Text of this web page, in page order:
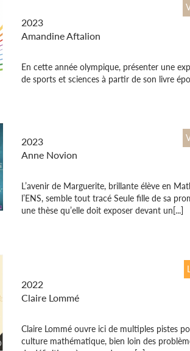
2023
Amandine Aftalion
En cette année olympique, présenter une
de sports et sciences à partir de son livre
2023
Anne Novion
L’avenir de Marguerite, brillante élève en
l’ENS, semble tout tracé Seule fille de sa
une thèse qu’elle doit exposer devant un[...]
2022
Claire Lommé
Claire Lommé ouvre ici de multiples pistes
culture mathématique, bien loin des